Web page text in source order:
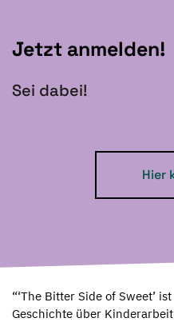
Jetzt anmelden!
Sei dabei!
Hier
“‘The Bitter Side of Sweet’
Geschichte über